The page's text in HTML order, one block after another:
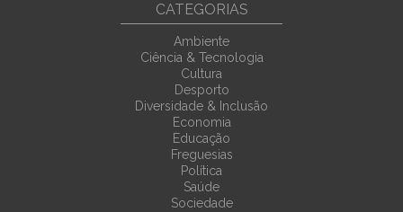
CATEGORIAS
Ambiente
Ciência & Tecnologia
Cultura
Desporto
Diversidade & Inclusão
Economia
Educação
Freguesias
Política
Saúde
Sociedade